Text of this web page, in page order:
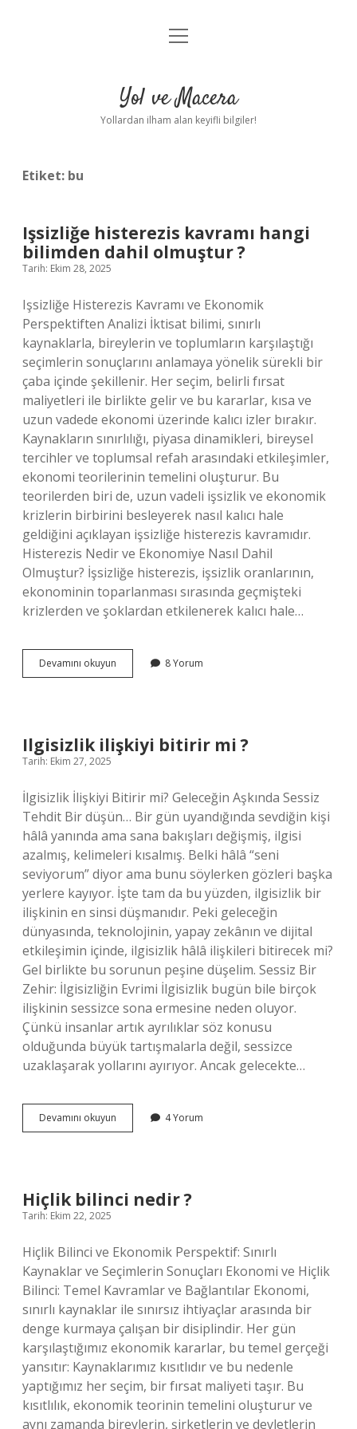
Anasayfa
Yasal Uyarı
menüyü
Yol ve Macera
Yollardan ilham alan keyifli bilgiler!
Etiket: bu
Işsizliğe histerezis kavramı hangi
bilimden dahil olmuştur ?
Tarih: Ekim 28, 2025
Işsizliğe Histerezis Kavramı ve Ekonomik
Perspektiften Analizi İktisat bilimi, sınırlı
kaynaklarla, bireylerin ve toplumların karşılaştığı
seçimlerin sonuçlarını anlamaya yönelik sürekli bir
çaba içinde şekillenir. Her seçim, belirli fırsat
maliyetleri ile birlikte gelir ve bu kararlar, kısa ve
uzun vadede ekonomi üzerinde kalıcı izler bırakır.
Kaynakların sınırlılığı, piyasa dinamikleri, bireysel
tercihler ve toplumsal refah arasındaki etkileşimler,
ekonomi teorilerinin temelini oluşturur. Bu
teorilerden biri de, uzun vadeli işsizlik ve ekonomik
krizlerin birbirini besleyerek nasıl kalıcı hale
geldiğini açıklayan işsizliğe histerezis kavramıdır.
Histerezis Nedir ve Ekonomiye Nasıl Dahil
Olmuştur? İşsizliğe histerezis, işsizlik oranlarının,
ekonominin toparlanması sırasında geçmişteki
krizlerden ve şoklardan etkilenerek kalıcı hale…
Devamını okuyun
histerezis
olmuştur
8 Yorum
Ilgisizlik ilişkiyi bitirir mi ?
Tarih: Ekim 27, 2025
İlgisizlik İlişkiyi Bitirir mi? Geleceğin Aşkında Sessiz
Tehdit Bir düşün… Bir gün uyandığında sevdiğin kişi
hâlâ yanında ama sana bakışları değişmiş, ilgisi
azalmış, kelimeleri kısalmış. Belki hâlâ “seni
seviyorum” diyor ama bunu söylerken gözleri başka
yerlere kayıyor. İşte tam da bu yüzden, ilgisizlik bir
ilişkinin en sinsi düşmanıdır. Peki geleceğin
dünyasında, teknolojinin, yapay zekânın ve dijital
etkileşimin içinde, ilgisizlik hâlâ ilişkileri bitirecek mi?
Gel birlikte bu sorunun peşine düşelim. Sessiz Bir
Zehir: İlgisizliğin Evrimi İlgisizlik bugün bile birçok
ilişkinin sessizce sona ermesine neden oluyor.
Çünkü insanlar artık ayrılıklar söz konusu
olduğunda büyük tartışmalarla değil, sessizce
uzaklaşarak yollarını ayırıyor. Ancak gelecekte…
Devamını okuyun
ilişkiyi
4 Yorum
Hiçlik bilinci nedir ?
Tarih: Ekim 22, 2025
Hiçlik Bilinci ve Ekonomik Perspektif: Sınırlı
Kaynaklar ve Seçimlerin Sonuçları Ekonomi ve Hiçlik
Bilinci: Temel Kavramlar ve Bağlantılar Ekonomi,
sınırlı kaynaklar ile sınırsız ihtiyaçlar arasında bir
denge kurmaya çalışan bir disiplindir. Her gün
karşılaştığımız ekonomik kararlar, bu temel gerçeği
yansıtır: Kaynaklarımız kısıtlıdır ve bu nedenle
yaptığımız her seçim, bir fırsat maliyeti taşır. Bu
kısıtlılık, ekonomik teorinin temelini oluşturur ve
aynı zamanda bireylerin, şirketlerin ve devletlerin